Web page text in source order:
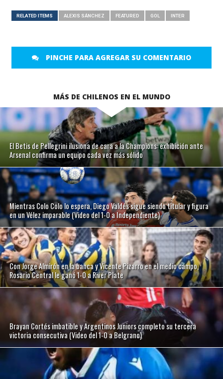
RELATED ITEMS ALEXIS SÁNCHEZ FEATURED GOL INTER
PINCHE PARA AGREGAR SU COMENTARIO
MÁS DE CHILENOS EN EL MUNDO
El Betis de Pellegrini ilusiona de cara a la Champions: exhibición ante
Arsenal confirma un equipo cada vez más sólido
Mientras Colo Colo lo espera, Diego Valdés sigue siendo titular y figura
en un Vélez imparable (Video del 1-0 a Independiente)
Con Jorge Almirón en la banca y Vicente Pizarro en el medio campo,
Rosario Central le ganó 1-0 a River Plate
Brayan Cortés imbatible y Argentinos Juniors completo su tercera
victoria consecutiva (Video del 1-0 a Belgrano)